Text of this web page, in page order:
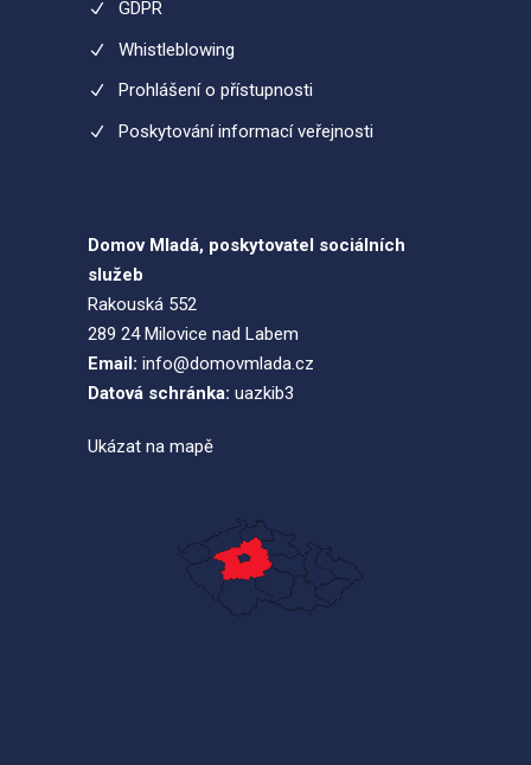
GDPR
Whistleblowing
Prohlášení o přístupnosti
Poskytování informací veřejnosti
Domov Mladá, poskytovatel sociálních
služeb
Rakouská 552
289 24 Milovice nad Labem
Email: info@domovmlada.cz
Datová schránka: uazkib3
Ukázat na mapě